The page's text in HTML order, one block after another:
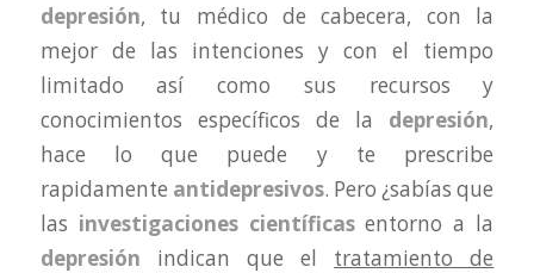
depresión, tu médico de cabecera, con la
mejor de las intenciones y con el tiempo
limitado así como sus recursos y
conocimientos específicos de la depresión,
hace lo que puede y te prescribe
rapidamente antidepresivos. Pero ¿sabías que
las investigaciones científicasentorno a la
depresión indican que el tratamiento de